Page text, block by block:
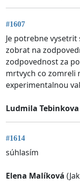
#1607
Je potrebne
zobrat na
zodpovednost za
mrtvych co zomreli
experimentalnou
Ludmila Tebinkova
#1614
súhlasím
Elena Malíková